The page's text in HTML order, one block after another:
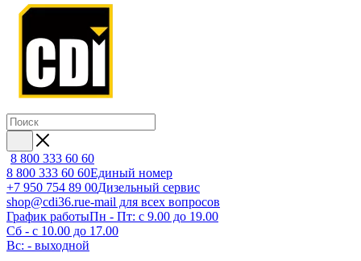
8 800 333 60 60
8 800 333 60 60Единый номер
+7 950 754 89 00Дизельный сервис
shop@cdi36.rue-mail для всех вопросов
График работыПн - Пт: с 9.00 до 19.00
Сб - с 10.00 до 17.00
Вс: - выходной